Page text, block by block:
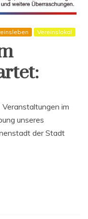
Vereinslokal
im
unseres
der Stadt